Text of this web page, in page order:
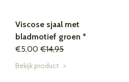
Viscose sjaal met
bladmotief groen *
€5,00 €14,95
Bekijk product >